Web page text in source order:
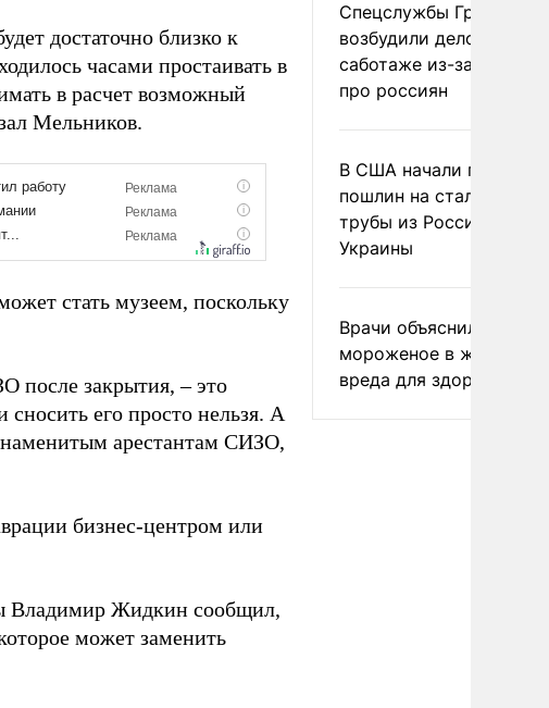
достаточно близко к
часами простаивать в
в расчет возможный
Мельников.
стать музеем, поскольку
после закрытия, – это
сносить его просто нельзя. А
арестантам СИЗО,
бизнес-центром или
Владимир Жидкин сообщил,
может заменить
Спецслужбы Грузии
возбудили дело о
саботаже из-за фейков
про россиян
В США начали
пошлин на стальные
трубы из России и с
Украины
Врачи объяснили, как
мороженое в жару без
вреда для здоровья